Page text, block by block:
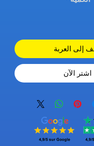
إلى العربة
اشترِ الآن